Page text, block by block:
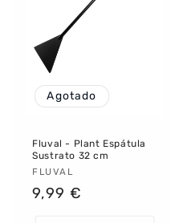
Agotado
Fluval - Plant Espátula
Sustrato 32 cm
Proveedor:
FLUVAL
Precio
9,99 €